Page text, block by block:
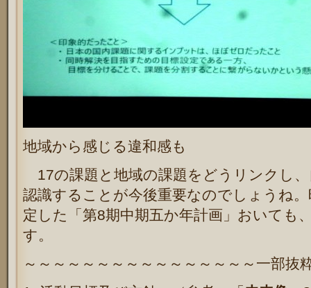
地域から感じる違和感も
17の課題と地域の課題をどうリンクし
認識することが今後重要なのでしょうね
定した「第8期中期五か年計画」おいても
す。
～～～～～～～～～～～～～～～～一部抜